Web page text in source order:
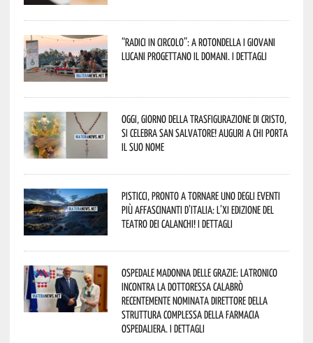
“Radici in Circolo”: a Rotondella i giovani
lucani progettano il domani. I dettagli
Oggi, giorno della Trasfigurazione di Cristo,
si celebra San Salvatore! Auguri a chi porta
il suo nome
Pisticci, pronto a tornare uno degli eventi
più affascinanti d’Italia: l’XI edizione del
Teatro dei Calanchi! I dettagli
Ospedale Madonna delle Grazie: Latronico
incontra la dottoressa Calabrò
recentemente nominata Direttore della
Struttura Complessa della Farmacia
Ospedaliera. I dettagli